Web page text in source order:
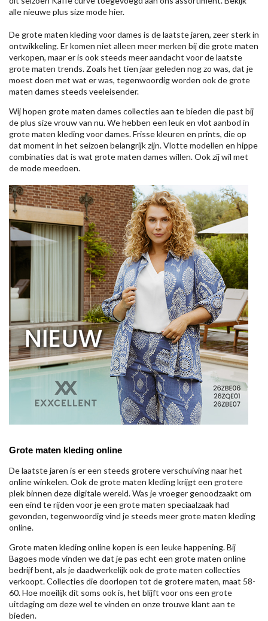
alle nieuweplus size modehier.
De grote maten kleding voor dames is de laatste jaren, zeer sterk in
ontwikkeling. Er komen niet alleen meer merken bij die grote maten
verkopen, maar er is ook steeds meer aandacht voor de laatste
grote maten trends. Zoals het tien jaar geleden nog zo was, dat je
moest doen met wat er was, tegenwoordig worden ook de grote
maten dames steeds veeleisender.
Wij hopen grote maten dames collecties aan te bieden die past bij
de plus size vrouw van nu. We hebben een leuk en vlot aanbod in
grote maten kleding voor dames. Frisse kleuren en prints, die op
dat moment in het seizoen belangrijk zijn. Vlotte modellen en hippe
combinaties dat is wat grote maten dames willen. Ook zij wil met
de mode meedoen.
Grote maten kleding online
De laatste jaren is er een steeds grotere verschuiving naar het
online winkelen. Ook de grote maten kleding krijgt een grotere
plek binnen deze digitale wereld. Was je vroeger genoodzaakt om
een eind te rijden voor je een grote maten speciaalzaak had
gevonden, tegenwoordig vind je steeds meer grote maten kleding
online.
Grote maten kleding online kopen is een leuke happening. Bij
Bagoes mode vinden we dat je pas echt een grote maten online
bedrijf bent, als je daadwerkelijk ook de grote maten collecties
verkoopt. Collecties die doorlopen tot de grotere maten, maat 58-
60. Hoe moeilijk dit soms ook is, het blijft voor ons een grote
uitdaging om deze wel te vinden en onze trouwe klant aan te
bieden.